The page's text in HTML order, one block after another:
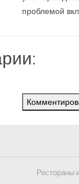
проблемой
Рестораны